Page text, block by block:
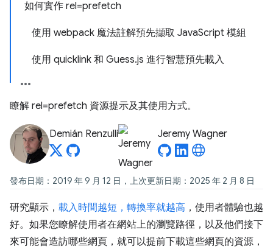
如何實作 rel=prefetch
使用 webpack 魔法註解預先擷取 JavaScript 模組
使用 quicklink 和 Guess.js 進行智慧預先載入
瞭解 rel=prefetch 資源提示及其使用方式。
Demián Renzulli Jeremy Wagner
發布日期：2019 年 9 月 12 日，上次更新日期：2025 年 2 月 8 日
研究顯示， 載入時間越短，轉換率就越高 ，使用者體驗也越
好。如果您瞭解使用者在網站上的瀏覽路徑，以及他們接下
來可能會造訪哪些網頁，就可以提前下載這些網頁的資源，